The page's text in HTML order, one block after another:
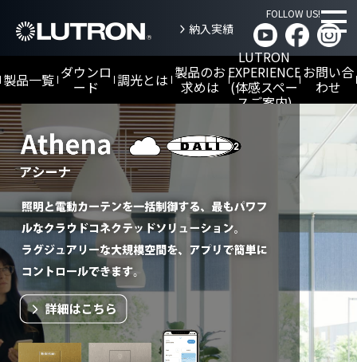
納入実績
FOLLOW US!
製品一覧
Athena
アシーナ
NEW
商
業
設
向
け
HomeWorks NEW
高級住宅向け
myRoomXC
マイルームXC
ホテ
ル客
室向
け
Sivoia
QS/Alena/
Palladiom
シヴォイア / アリー
ナ / パラディウム
電動ウインドー
トリートメント
ダウンロ
ード
仕様書／取扱説明書／試験成績書
カタログ
調光とは
LED
調光
とは
DALI-
2調光
とは
製品のお
求めは
LUTRON
EXPERIENCE
(体感スペー
スご案内)
お問い合
わせ